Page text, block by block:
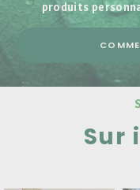
produits
Sur